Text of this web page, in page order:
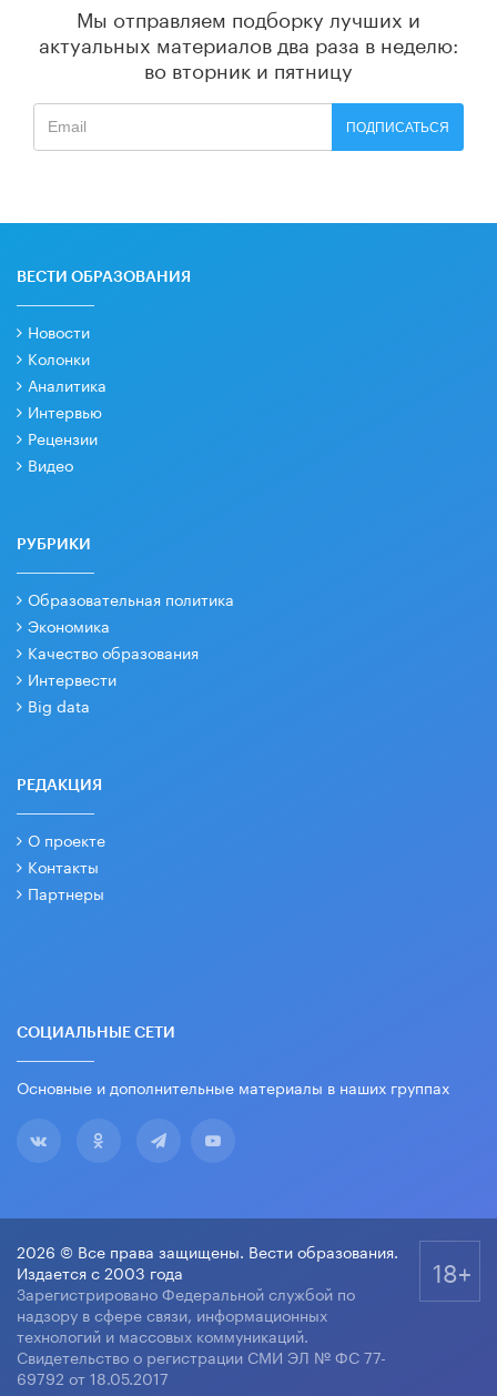
Мы отправляем подборку лучших и
актуальных материалов два раза в неделю:
во вторник и пятницу
ПОДПИСАТЬСЯ
ВЕСТИ ОБРАЗОВАНИЯ
Новости
Колонки
Аналитика
Интервью
Рецензии
Видео
РУБРИКИ
Образовательная политика
Экономика
Качество образования
Интервести
Big data
РЕДАКЦИЯ
О проекте
Контакты
Партнеры
СОЦИАЛЬНЫЕ СЕТИ
Основные и дополнительные материалы в наших группах
2026 © Все права защищены. Вести образования.
Издается с 2003 года
Зарегистрировано Федеральной службой по
надзору в сфере связи, информационных
технологий и массовых коммуникаций.
Свидетельство о регистрации СМИ ЭЛ № ФС 77-
69792 от 18.05.2017
18+